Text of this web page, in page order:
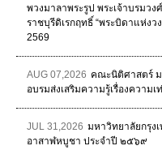
พวงมาลาพระรูป พระเจ้าบรมว
ราชบุรีดิเรกฤทธิ์ “พระบิดาแห่งว
2569
AUG 07,2026 คณะนิติศาสตร์ ม
อบรมส่งเสริมความรู้เรื่องความเ
JUL 31,2026 มหาวิทยาลัยกรุง
อาสาฬหบูชา ประจำปี ๒๕๖๙